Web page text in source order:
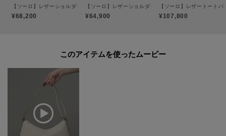
のでカフェでのリラックスタイムやご友人とのお食事などこれひとつでお出
かけ可能。
牛革、混合なめし、ナチュラルシュリンク仕上げ。
イタリアの老舗タンナーのレザーを採用。HIROFUならではのオリジナルカラ
シュリンク（収縮）加工によるナチュラルな「シボ」が特徴で、一枚一枚革
の表情が異なります。傷が比較的目立ちにくく、使うほどに柔らかさが増し
【ソーロ】レザーショルダーバッグ S 2WAY 本革（商品番号：P25-20608）
¥68,200
【ソーロ】レザーショルダーバッグ S 2WAY 本革 ミニ
¥64,900
【ソーロ】レザートート
¥107,800
このアイテムを使ったムービー